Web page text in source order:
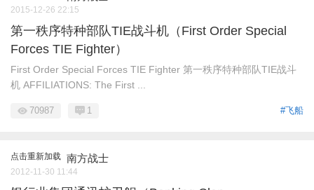
2015-12-26 22:15
第一秩序特种部队TIE战斗机（First Order Special
Forces TIE Fighter）
First Order Special Forces TIE Fighter 第一秩序特种部队TIE战斗
机 AFFILIATIONS: The First ...
#飞船
70987 1
点击重新加载 南方战士
2012-11-30 11:44